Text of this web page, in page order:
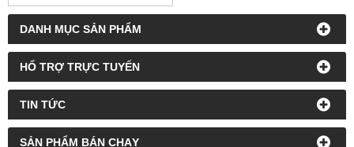
DANH MỤC SẢN PHẨM
HỔ TRỢ TRỰC TUYẾN
TIN TỨC
SẢN PHẨM BÁN CHẠY